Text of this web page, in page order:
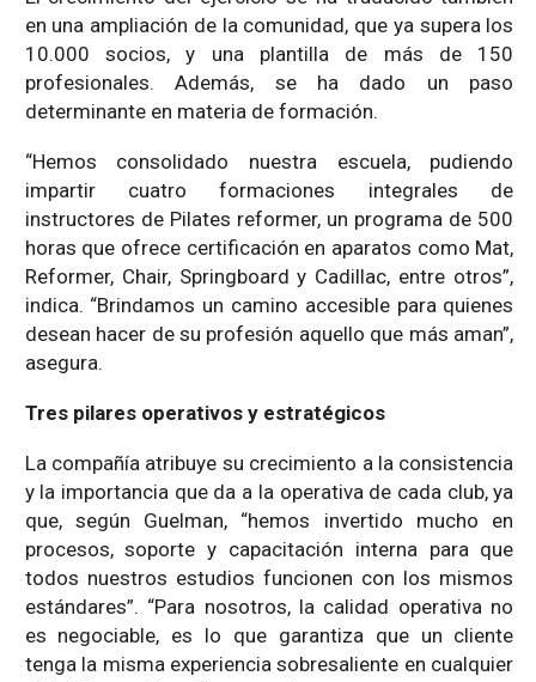
en una ampliación de la comunidad, que ya supera los
10.000 socios, y una plantilla de más de 150
profesionales. Además, se ha dado un paso
determinante en materia de formación.
“Hemos consolidado nuestra escuela, pudiendo
impartir cuatro formaciones integrales de
instructores de Pilates reformer, un programa de 500
horas que ofrece certificación en aparatos como Mat,
Reformer, Chair, Springboard y Cadillac, entre otros”,
indica. “Brindamos un camino accesible para quienes
desean hacer de su profesión aquello que más aman”,
asegura.
Tres pilares operativos y estratégicos
La compañía atribuye su crecimiento a la consistencia
y la importancia que da a la operativa de cada club, ya
que, según Guelman, “hemos invertido mucho en
procesos, soporte y capacitación interna para que
todos nuestros estudios funcionen con los mismos
estándares”. “Para nosotros, la calidad operativa no
es negociable, es lo que garantiza que un cliente
tenga la misma experiencia sobresaliente en cualquier